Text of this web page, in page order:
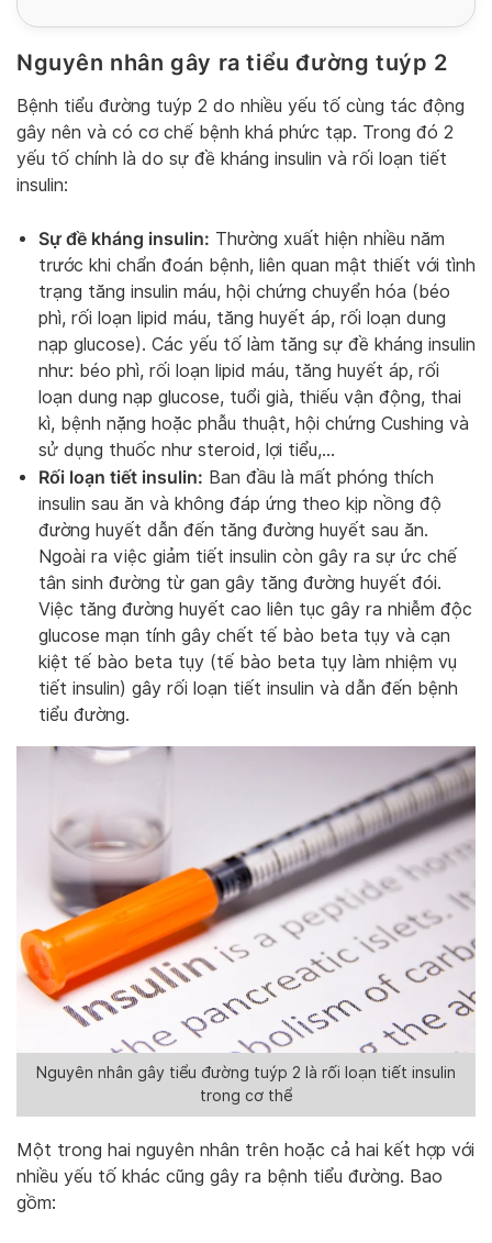
Alternative:
Nguyên nhân gây ra tiểu đường tuýp 2
Bệnh tiểu đường tuýp 2 do nhiều yếu tố cùng tác động
gây nên và có cơ chế bệnh khá phức tạp. Trong đó 2
yếu tố chính là do sự đề kháng insulin và rối loạn tiết
insulin:
Sự đề kháng insulin: Thường xuất hiện nhiều năm
trước khi chẩn đoán bệnh, liên quan mật thiết với tình
trạng tăng insulin máu, hội chứng chuyển hóa (béo
phì, rối loạn lipid máu, tăng huyết áp, rối loạn dung
nạp glucose). Các yếu tố làm tăng sự đề kháng insulin
như: béo phì, rối loạn lipid máu, tăng huyết áp, rối
loạn dung nạp glucose, tuổi già, thiếu vận động, thai
kì, bệnh nặng hoặc phẫu thuật, hội chứng Cushing và
sử dụng thuốc như steroid, lợi tiểu,…
Rối loạn tiết insulin: Ban đầu là mất phóng thích
insulin sau ăn và không đáp ứng theo kịp nồng độ
đường huyết dẫn đến tăng đường huyết sau ăn.
Ngoài ra việc giảm tiết insulin còn gây ra sự ức chế
tân sinh đường từ gan gây tăng đường huyết đói.
Việc tăng đường huyết cao liên tục gây ra nhiễm độc
glucose mạn tính gây chết tế bào beta tụy và cạn
kiệt tế bào beta tụy (tế bào beta tụy làm nhiệm vụ
tiết insulin) gây rối loạn tiết insulin và dẫn đến bệnh
tiểu đường.
Nguyên nhân gây tiểu đường tuýp 2 là rối loạn tiết insulin
trong cơ thể
Một trong hai nguyên nhân trên hoặc cả hai kết hợp với
nhiều yếu tố khác cũng gây ra bệnh tiểu đường. Bao
gồm: